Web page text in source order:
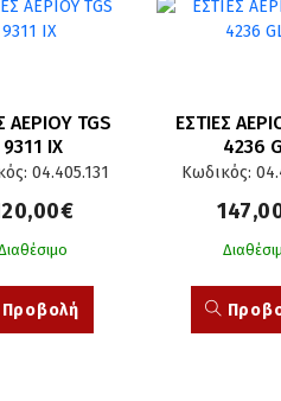
ΑΕΡΙΟΥ TGS
9311 IX
04.405.131
Προβολή
ΕΣΤΙΕΣ
4236
Κωδικός: